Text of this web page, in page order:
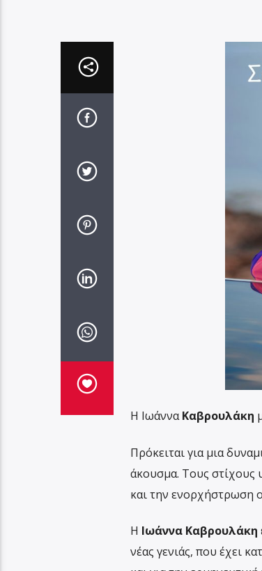
Η ΙωάνναΚαβρουλάκη
Πρόκειται για μια
άκουσμα. Τους στίχους
και την ενορχήστρωση ο
Η Ιωάννα Καβρουλάκη
νέας γενιάς, που έχει